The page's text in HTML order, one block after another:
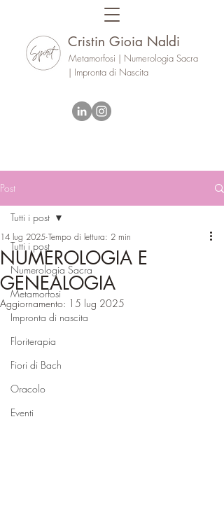
Cristin Gioia Naldi
Metamorfosi | Numerologia Sacra
| Impronta di Nascita
Post
Tutti i post
Numerologia Sacra
Metamorfosi
Impronta di nascita
Floriterapia
Fiori di Bach
Oracolo
Eventi
Tutti i post
NUMEROLOGIA E
GENEALOGIA
14 lug 2025 Tempo di lettura: 2 min
Aggiornamento: 15 lug 2025